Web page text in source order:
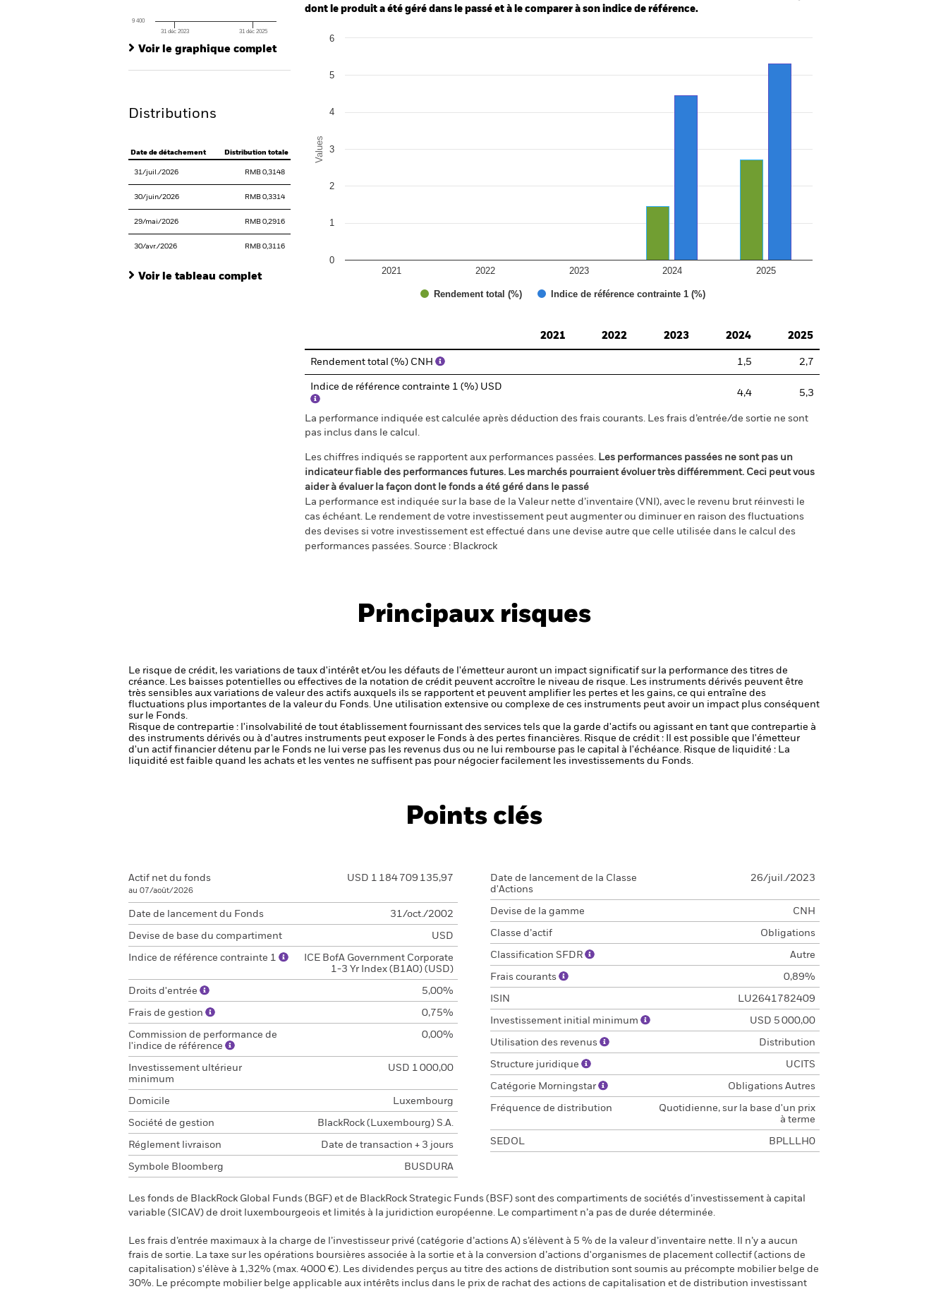
31 déc 2023 31 déc 2025
9 400
Voir le graphique complet
Distributions
Date de détachement Distribution totale
31/juil./2026 RMB 0,3148
30/juin/2026 RMB 0,3314
29/mai/2026 RMB 0,2916
30/avr./2026 RMB 0,3116
Voir le tableau complet
dont le produit a été géré dans le passé et à le comparer à son indice de référence.
Chart
Bar chart with 2 data series.
Values
Rendement total (%) Indice de référence contrainte 1 (%)
2021 2022 2023 2024 2025
0
1
2
3
4
5
6
2021
2022 2023 2024 2025
Rendement total (%) CNH 1,5 2,7
Indice de référence contrainte 1 (%) USD
4,4 5,3
La performance indiquée est calculée après déduction des frais courants. Les frais d’entrée/de sortie ne sont
pas inclus dans le calcul.
Les chiffres indiqués se rapportent aux performances passées. Les performances passées ne sont pas un
indicateur fiable des performances futures. Les marchés pourraient évoluer très différemment. Ceci peut vous
aider à évaluer la façon dont le fonds a été géré dans le passé
La performance est indiquée sur la base de la Valeur nette d’inventaire (VNI), avec le revenu brut réinvesti le
cas échéant. Le rendement de votre investissement peut augmenter ou diminuer en raison des fluctuations
des devises si votre investissement est effectué dans une devise autre que celle utilisée dans le calcul des
performances passées. Source : Blackrock
Principaux risques
Le risque de crédit, les variations de taux d'intérêt et/ou les défauts de l'émetteur auront un impact significatif sur la performance des titres de
créance. Les baisses potentielles ou effectives de la notation de crédit peuvent accroître le niveau de risque. Les instruments dérivés peuvent être
très sensibles aux variations de valeur des actifs auxquels ils se rapportent et peuvent amplifier les pertes et les gains, ce qui entraîne des
fluctuations plus importantes de la valeur du Fonds. Une utilisation extensive ou complexe de ces instruments peut avoir un impact plus conséquent
sur le Fonds.
Risque de contrepartie : l'insolvabilité de tout établissement fournissant des services tels que la garde d'actifs ou agissant en tant que contrepartie à
des instruments dérivés ou à d'autres instruments peut exposer le Fonds à des pertes financières. Risque de crédit : Il est possible que l'émetteur
d'un actif financier détenu par le Fonds ne lui verse pas les revenus dus ou ne lui rembourse pas le capital à l'échéance. Risque de liquidité : La
liquidité est faible quand les achats et les ventes ne suffisent pas pour négocier facilement les investissements du Fonds.
Points clés
Actif net du fonds
au 07/août/2026
USD 1 184 709 135,97
Date de lancement du Fonds 31/oct./2002
Devise de base du compartiment USD
Indice de référence contrainte 1
ICE BofA Government Corporate
1-3 Yr Index (B1A0) (USD)
Droits d'entrée 5,00%
Frais de gestion 0,75%
Commission de performance de
l'indice de référence
0,00%
Investissement ultérieur
minimum
USD 1 000,00
Domicile Luxembourg
Société de gestion BlackRock (Luxembourg) S.A.
Réglement livraison Date de transaction + 3 jours
Symbole Bloomberg BUSDURA
Date de lancement de la Classe
d'Actions
26/juil./2023
Devise de la gamme CNH
Classe d’actif Obligations
Classification SFDR Autre
Frais courants 0,89%
ISIN LU2641782409
Investissement initial minimum USD 5 000,00
Utilisation des revenus Distribution
Structure juridique UCITS
Catégorie Morningstar Obligations Autres
Fréquence de distribution
Quotidienne, sur la base d'un prix
à terme
SEDOL BPLLLH0
Les fonds de BlackRock Global Funds (BGF) et de BlackRock Strategic Funds (BSF) sont des compartiments de sociétés d’investissement à capital
variable (SICAV) de droit luxembourgeois et limités à la juridiction européenne. Le compartiment n’a pas de durée déterminée.
Les frais d’entrée maximaux à la charge de l’investisseur privé (catégorie d’actions A) s’élèvent à 5 % de la valeur d’inventaire nette. Il n’y a aucun
frais de sortie. La taxe sur les opérations boursières associée à la sortie et à la conversion d’actions d'organismes de placement collectif (actions de
capitalisation) s'élève à 1,32% (max. 4000 €). Les dividendes perçus au titre des actions de distribution sont soumis au précompte mobilier belge de
30%. Le précompte mobilier belge applicable aux intérêts inclus dans le prix de rachat des actions de capitalisation et de distribution investissant